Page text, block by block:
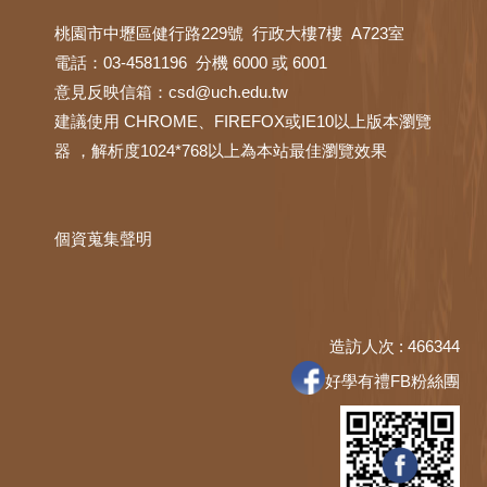
桃園市中壢區健行路229號 行政大樓7樓 A723室
電話：03-4581196 分機 6000 或 6001
意見反映信箱： csd@uch.edu.tw
建議使用 CHROME、FIREFOX或IE10以上版本瀏覽
器 ，解析度1024*768以上為本站最佳瀏覽效果
個資蒐集聲明
造訪人次 : 466344
好學有禮FB粉絲團